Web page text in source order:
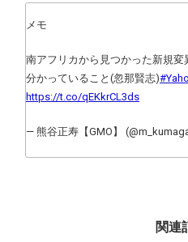
メモ
南アフリカから見つかった新規
分かっていること(忽那賢志)
https://t.co/qEKkrCL3ds
— 熊谷正寿【GMO】
関連